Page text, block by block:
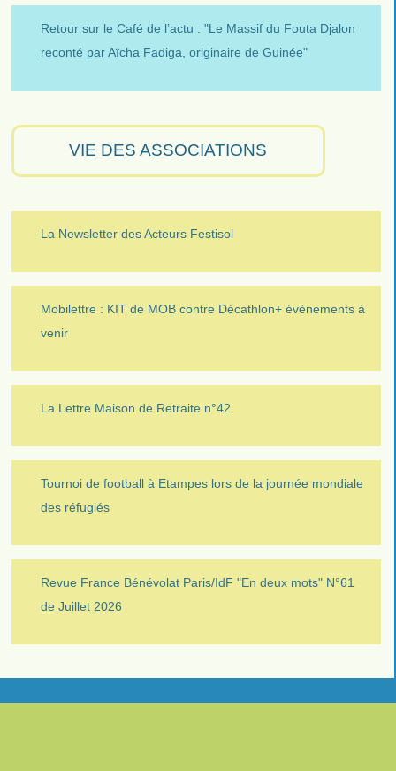
Retour sur le Café de l’actu : "Le Massif du Fouta Djalon
reconté par Aïcha Fadiga, originaire de Guinée"
VIE DES ASSOCIATIONS
La Newsletter des Acteurs Festisol
Mobilettre : KIT de MOB contre Décathlon+ évènements à
venir
La Lettre Maison de Retraite n°42
Tournoi de football à Etampes lors de la journée mondiale
des réfugiés
Revue France Bénévolat Paris/IdF "En deux mots" N°61
de Juillet 2026